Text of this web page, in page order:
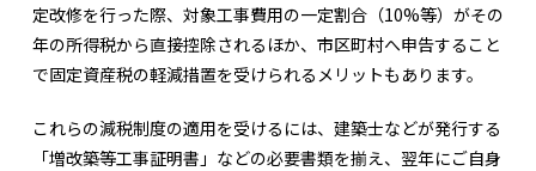
定改修を行った際、対象工事費用の一定割合（10%等）がその
年の所得税から直接控除されるほか、市区町村へ申告すること
で固定資産税の軽減措置を受けられるメリットもあります。
これらの減税制度の適用を受けるには、建築士などが発行する
「増改築等工事証明書」などの必要書類を揃え、翌年にご自身